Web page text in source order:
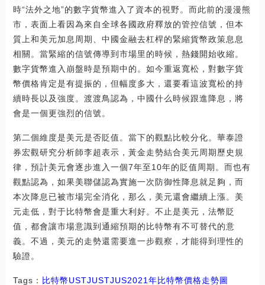
時“法外之地”的數字貨幣進入了資本的視野。而此前的漫漫熊
市，表面上看因為來自全球各國政府釋放的管控信號，但本
質上和美元加息周期、中國金融去杠桿的緊縮貨幣政策息息
相關。當緊縮的信號傳導到市場里的時候，熱錢開始收縮。
數字貨幣進入崩盤時是預期中的。如今重返寬松，對數字貨
幣價格肯定是有提振的，但幅度多大，還要看這波寬松的持
續時長以及強度。渡渡鳥認為，中國什么時候跟進降息，將
會是一個更強烈的信號。
第二個維度是美元是否貶值。當下的觀點比較分化。華泰證
券宏觀研究分析師李超表示，黃金走勢結合美元周期歷史規
律，預計美元會逐步進入一個7年至10年的貶值周期。而也有
觀點認為，如果美聯儲認為實施一次防御性降息就足夠，而
本次降息已被市場完全消化，那么，美元還會繼續上漲。美
元走低，對于比特幣會是重大利好。不止是美元，法幣貶
值，都會讓市場意識到通縮預期的比特幣有不可替代的意
義。不過，美元的走勢還需要進一步觀察，才能得到理性的
驗證。
Tags： 比特幣USTJUSTJUS2021年比特幣價格走勢圖